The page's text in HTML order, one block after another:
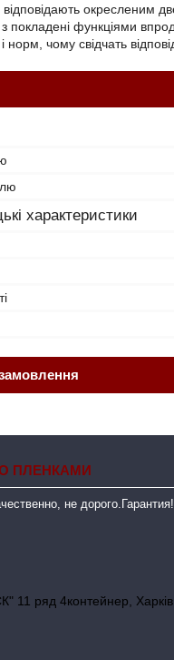
відповідають окресленим
покладені функціями
чому свідчать
характеристики
ПЛЕНКАМИ
не дорого.Гарантия!
11 ряд 4контейнер, Харків,